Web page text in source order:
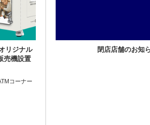
リジナル
売機設置
コーナー
閉店店舗のお知